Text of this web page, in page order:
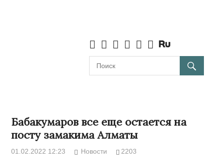
Бабакумаров все еще остается на
посту замакима Алматы
01.02.2022 12:23 Новости 2203